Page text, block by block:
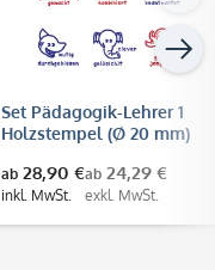
Set Pädagogik-Lehrer 1
Holzstempel (Ø 20 mm)
ab 28,90 €
inkl. MwSt.
ab 24,29 €
exkl. MwSt.